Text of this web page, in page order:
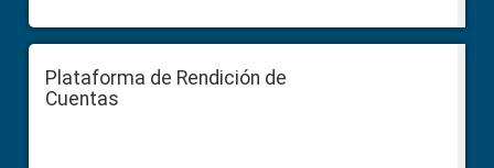
Plataforma de Rendición de
Cuentas